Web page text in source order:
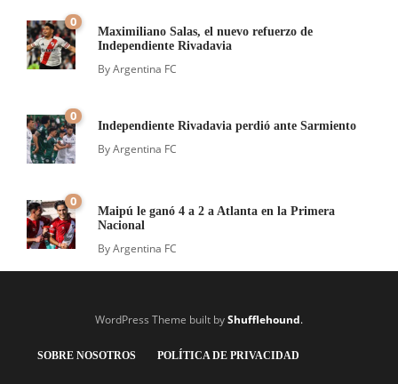
0
Maximiliano Salas, el nuevo refuerzo de
Independiente Rivadavia
ByArgentina FC
0
Independiente Rivadavia perdió ante Sarmiento
ByArgentina FC
0
Maipú le ganó 4 a 2 a Atlanta en la Primera
Nacional
ByArgentina FC
WordPress Theme built byShufflehound.
SOBRE NOSOTROS POLÍTICA DE PRIVACIDAD